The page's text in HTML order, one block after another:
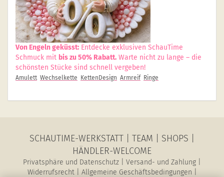
Von Engeln geküsst: Entdecke exklusiven SchauTime
Schmuck mit bis zu 50% Rabatt. Warte nicht zu lange – die
schönsten Stücke sind schnell vergeben!
Amulett Wechselkette KettenDesign Armreif Ringe
SCHAUTIME-WERKSTATT TEAM SHOPS
HÄNDLER-WELCOME
Privatsphäre und Datenschutz Versand- und Zahlung
Widerrufsrecht| Allgemeine Geschäftsbedingungen